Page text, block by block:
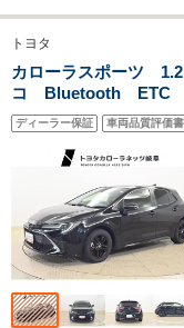
トヨタ
カローラスポーツ
コ Bluetooth ETC
車 ディスプレイオー
ンス スマートキー
ディーラー保証 車両品質評価